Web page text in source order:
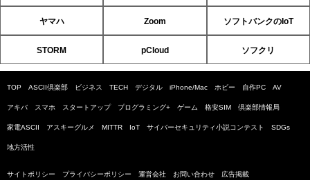
ヤマハ Zoom ソフトバンクのIoT
STORM pCloud ソフクリ
TOP ASCII倶楽部 ビジネス TECH デジタル iPhone/Mac ホビー 自作PC AV
アキバ スマホ スタートアップ プログラミング+ ゲーム 格安SIM 倶楽部情報局
家電ASCII アスキーグルメ MITTR IoT サイバーセキュリティ小説コンテスト SDGs
地方活性
サイトポリシー プライバシーポリシー 運営会社 お問い合わせ 広告掲載